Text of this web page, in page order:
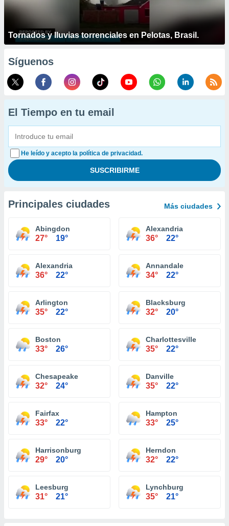
Tornados y lluvias torrenciales en Pelotas, Brasil.
Síguenos
El Tiempo en tu email
He leído y acepto la política de privacidad.
Principales ciudades Más ciudades
Abingdon
27° 19°
Alexandria
36° 22°
Alexandria
36° 22°
Annandale
34° 22°
Arlington
35° 22°
Blacksburg
32° 20°
Boston
33° 26°
Charlottesville
35° 22°
Chesapeake
32° 24°
Danville
35° 22°
Fairfax
33° 22°
Hampton
33° 25°
Harrisonburg
29° 20°
Herndon
32° 22°
Leesburg
31° 21°
Lynchburg
35° 21°